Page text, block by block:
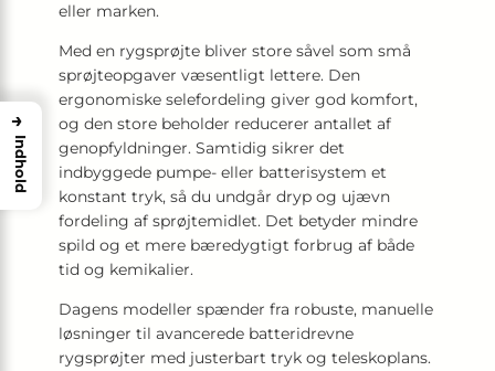
eller marken.
Med en rygsprøjte bliver store såvel som små
sprøjteopgaver væsentligt lettere. Den
ergonomiske selefordeling giver god komfort,
og den store beholder reducerer antallet af
genopfyldninger. Samtidig sikrer det
indbyggede pumpe- eller batterisystem et
konstant tryk, så du undgår dryp og ujævn
fordeling af sprøjtemidlet. Det betyder mindre
spild og et mere bæredygtigt forbrug af både
tid og kemikalier.
Dagens modeller spænder fra robuste, manuelle
løsninger til avancerede batteridrevne
rygsprøjter med justerbart tryk og teleskoplans.
→
Indhold